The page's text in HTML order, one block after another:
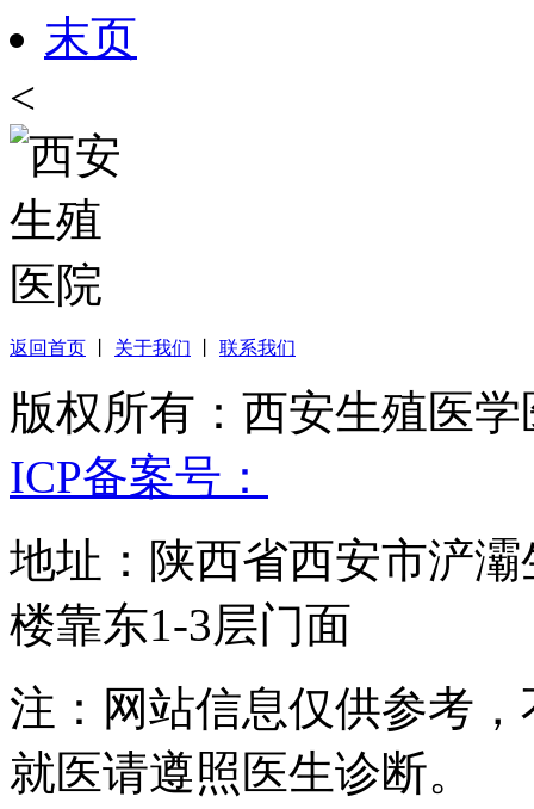
末页
<
返回首页 关于我们 联系我们
版权所有：西安生殖医学
ICP备案号：
地址：陕西省西安市浐
楼靠东1-3层门面
注：网站信息仅供参考
就医请遵照医生诊断。